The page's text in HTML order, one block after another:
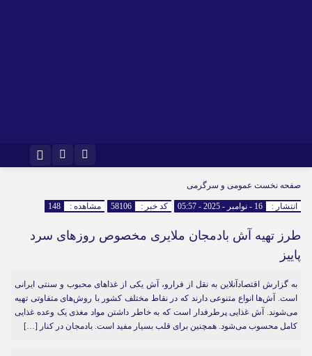
اینستاگرام
صفحه نخست عمومی و سرگرمی
انتشار : 16 - نوامبر - 2025 - 05:57 کد خبر : 58106 مشاهده : 148
طرز تهیه آش بادمجان ملایری مخصوص روز‌های سرد
پاییز
به گزارش اقتصادآنلاین به نقل از فرارو، آش یکی از غذا‌های محبوب و سنتی ایرانی
است. آش‌ها انواع متنوعی دارند که در نقاط مختلف کشور با روش‌های متفاوتی تهیه
می‌شوند. آش غذایی پرطرفدار است که به خاطر داشتن مواد مغذی یک وعده غذایی
کامل محسوب می‌شود. همچنین برای قلب بسیار مفید است. بادمجان در کنار […]